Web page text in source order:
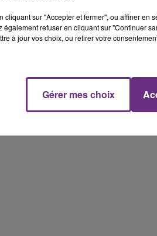
cliquant sur "Accepter et fermer", ou affiner en
également refuser en cliquant sur "Continuer
à jour vos choix, ou retirer votre
Gérer mes choix